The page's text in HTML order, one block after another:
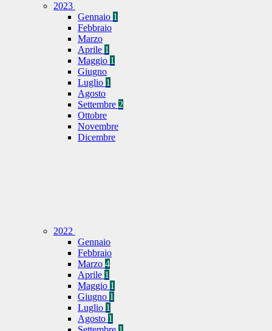
2023
Gennaio 1
Febbraio
Marzo
Aprile 1
Maggio 1
Giugno
Luglio 1
Agosto
Settembre 2
Ottobre
Novembre
Dicembre
2022
Gennaio
Febbraio
Marzo 4
Aprile 1
Maggio 1
Giugno 1
Luglio 1
Agosto 1